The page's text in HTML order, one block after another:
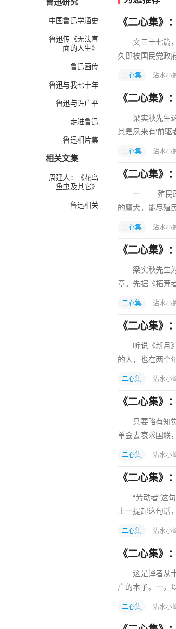
鲁迅研究
中国鲁迅学通史
鲁迅传《无法直
面的人生》
鲁迅画传
鲁迅与我七十年
鲁迅与许广平
走进鲁迅
鲁迅相片集
相关文集
周建人：《花鸟
鱼虫及其它》
鲁迅相关
《二心集》
文三十七篇，
久即被国民党政
二心集 沾水小
《二心集》
梁实秋先生这
其是夙来有‘前驱
二心集 沾水小
《二心集》
一 殖民政策是
的鹰犬，能尽殖
二心集 沾水小
《二心集》
梁实秋先生为
章。先据《拓荒
二心集 沾水小
《二心集》
听说《新月》
的人，也在两个
二心集 沾水小
《二心集》
只要略有知觉
单会去哀求国联
二心集 沾水小
《二心集》
“劳动者”这句
上一提起这句话
二心集 沾水小
《二心集》
这是译者从十
广的本子。一，
二心集 沾水小